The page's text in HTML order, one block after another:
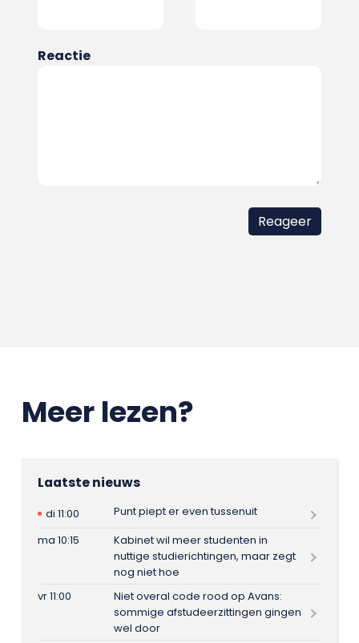
Reactie
Meer lezen?
Laatste nieuws
di 11:00
Punt piept er even tussenuit
ma 10:15
Kabinet wil meer studenten in
nuttige studierichtingen, maar zegt
nog niet hoe
vr 11:00
Niet overal code rood op Avans:
sommige afstudeerzittingen gingen
wel door